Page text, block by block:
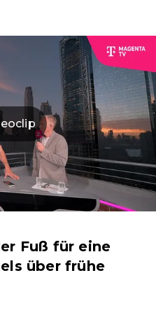
Fuß für eine
über frühe